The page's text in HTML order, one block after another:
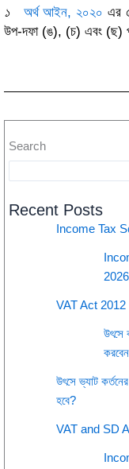
১ অর্থ আইন, ২০২০ এর
উপ-দফা (ঙ), (চ) এবং (ছ)
Search
Recent Posts
Income Tax
2026
VAT Act
উৎসে
উৎসে ভ্যাট
হবে?
VAT and SD